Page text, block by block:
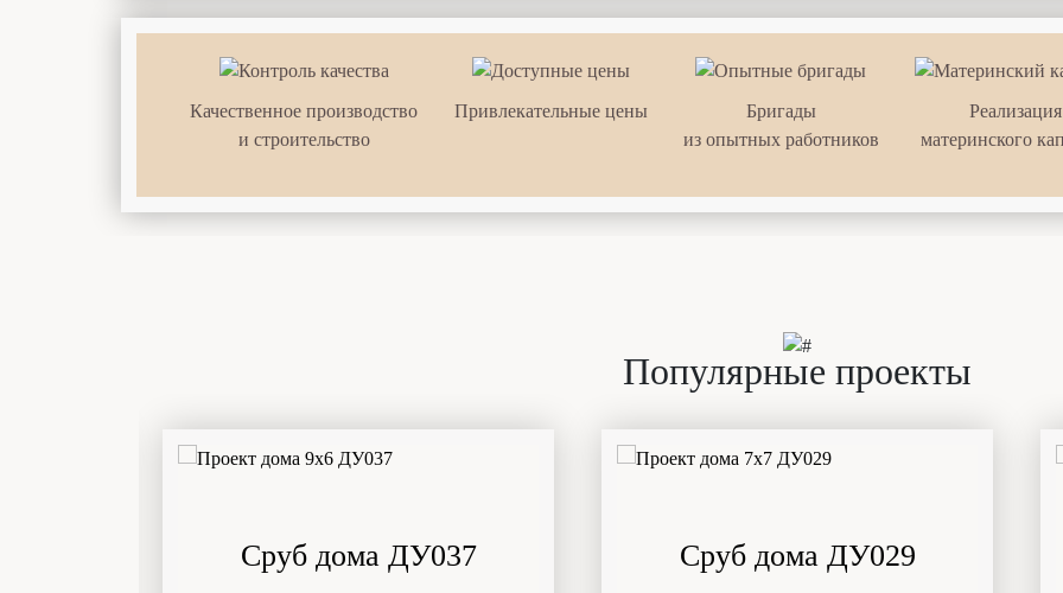
Качественное производство
и строительство
Привлекательные цены
Бригады
из опытных работников
Реализация
материнского
Популярные проекты
Сруб дома ДУ037 Сруб дома ДУ029